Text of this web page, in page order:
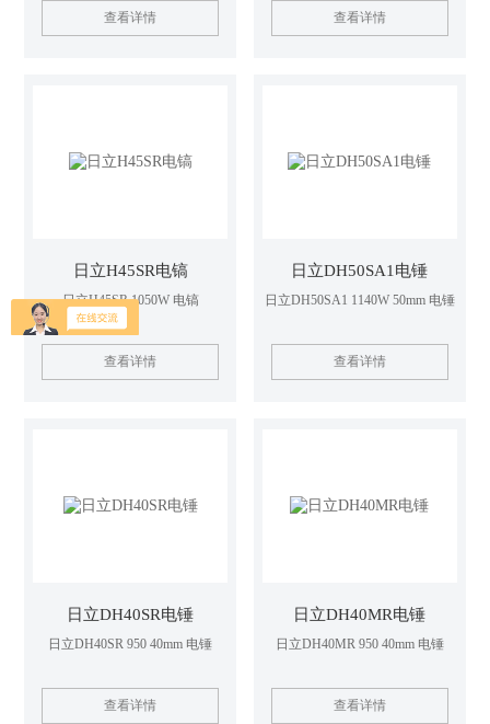
查看详情 查看详情
日立H45SR电镐
日立H45SR 1050W 电镐
查看详情
日立DH50SA1电锤
日立DH50SA1 1140W 50mm 电锤
查看详情
日立DH40SR电锤
日立DH40SR 950 40mm 电锤
查看详情
日立DH40MR电锤
日立DH40MR 950 40mm 电锤
查看详情